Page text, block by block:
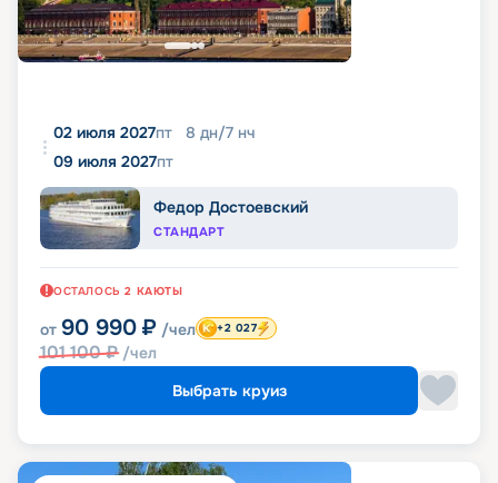
02 июля 2027пт 8 дн/7 нч
09 июля 2027пт
Федор Достоевский
СТАНДАРТ
ОСТАЛОСЬ 2 КАЮТЫ
от 90 990 ₽ /чел
101 100₽ /чел
+2 027
Выбрать круиз